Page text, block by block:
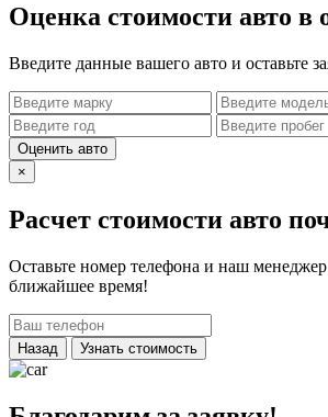
Оценка стоимости авто в
Введите данные вашего авто и оставьте
Оценить авто
×
Расчет стоимости авто
Оставьте номер телефона и наш
ближайшее время!
Назад Узнать стоимость